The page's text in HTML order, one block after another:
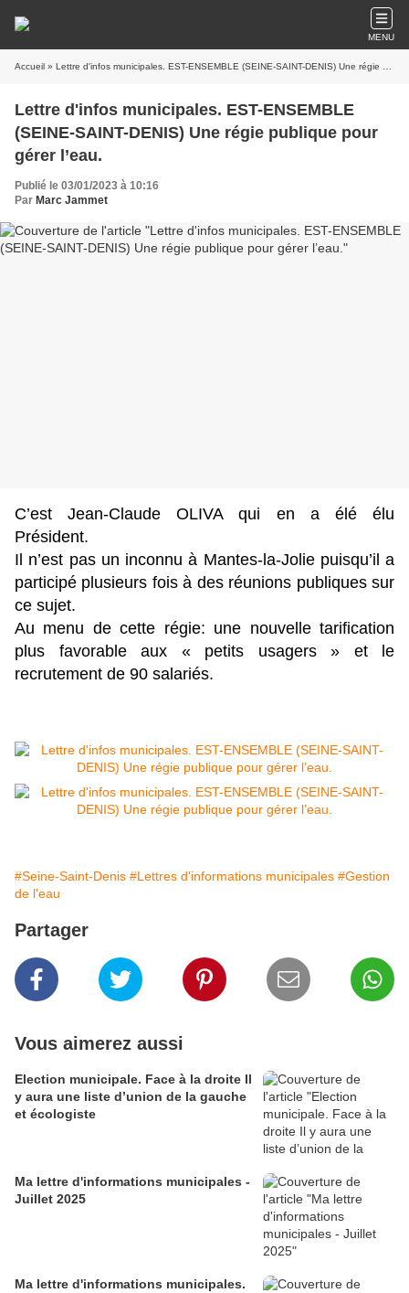
MENU
Accueil » Lettre d'infos municipales. EST-ENSEMBLE (SEINE-SAINT-DENIS) Une régie publique pour gérer l’eau.
Lettre d'infos municipales. EST-ENSEMBLE
(SEINE-SAINT-DENIS) Une régie publique pour
gérer l’eau.
Publié le 03/01/2023 à 10:16
Par Marc Jammet
C’est Jean-Claude OLIVA qui en a élé élu
Président.
Il n’est pas un inconnu à Mantes-la-Jolie puisqu’il a
participé plusieurs fois à des réunions publiques sur
ce sujet.
Au menu de cette régie: une nouvelle tarification
plus favorable aux « petits usagers » et le
recrutement de 90 salariés.
#Seine-Saint-Denis #Lettres d'informations municipales #Gestion
de l'eau
Partager
Vous aimerez aussi
Election municipale. Face à la droite Il
y aura une liste d’union de la gauche
et écologiste
Ma lettre d'informations municipales -
Juillet 2025
Ma lettre d'informations municipales.